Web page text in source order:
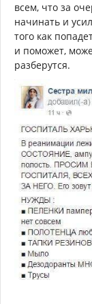
всем, что за
начинать и
того как
и поможет,
разберутся.